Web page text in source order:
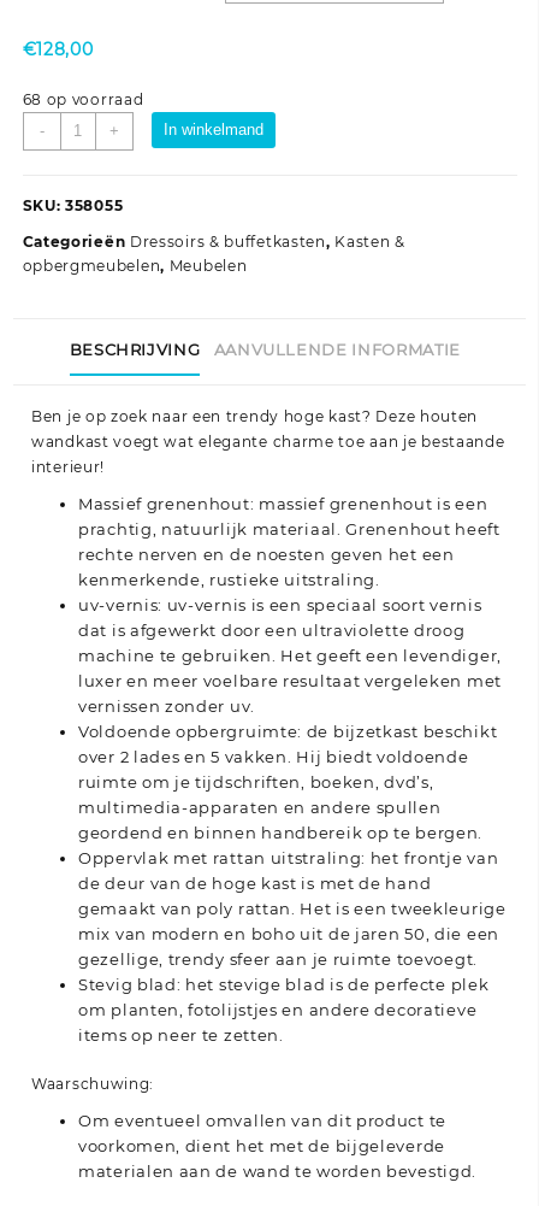
€128,00
68 op voorraad
-
Hoge
kast
rattan-
90x40x112
cm
aantal
+ In winkelmand
SKU: 358055
Categorieën Dressoirs & buffetkasten, Kasten &
opbergmeubelen, Meubelen
BESCHRIJVING AANVULLENDE INFORMATIE
Ben je op zoek naar een trendy hoge kast? Deze houten
wandkast voegt wat elegante charme toe aan je bestaande
interieur!
Massief grenenhout: massief grenenhout is een
prachtig, natuurlijk materiaal. Grenenhout heeft
rechte nerven en de noesten geven het een
kenmerkende, rustieke uitstraling.
uv-vernis: uv-vernis is een speciaal soort vernis
dat is afgewerkt door een ultraviolette droog
machine te gebruiken. Het geeft een levendiger,
luxer en meer voelbare resultaat vergeleken met
vernissen zonder uv.
Voldoende opbergruimte: de bijzetkast beschikt
over 2 lades en 5 vakken. Hij biedt voldoende
ruimte om je tijdschriften, boeken, dvd’s,
multimedia-apparaten en andere spullen
geordend en binnen handbereik op te bergen.
Oppervlak met rattan uitstraling: het frontje van
de deur van de hoge kast is met de hand
gemaakt van poly rattan. Het is een tweekleurige
mix van modern en boho uit de jaren 50, die een
gezellige, trendy sfeer aan je ruimte toevoegt.
Stevig blad: het stevige blad is de perfecte plek
om planten, fotolijstjes en andere decoratieve
items op neer te zetten.
Waarschuwing:
Om eventueel omvallen van dit product te
voorkomen, dient het met de bijgeleverde
materialen aan de wand te worden bevestigd.